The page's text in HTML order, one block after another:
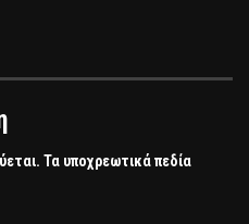
Τα υποχρεωτικά πεδία